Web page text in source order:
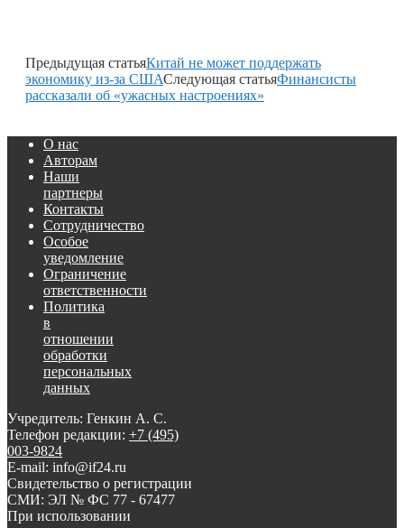
Предыдущая статьяКитай не может поддержать
экономику из-за СШАСледующая статьяФинансисты
рассказали об «ужасных настроениях»
О нас
Авторам
Наши
партнеры
Контакты
Сотрудничество
Особое
уведомление
Ограничение
ответственности
Политика
в
отношении
обработки
персональных
данных
Учредитель: Генкин А. С.
Телефон редакции: +7 (495)
003-9824
E-mail: info@if24.ru
Свидетельство о регистрации
СМИ: ЭЛ № ФС 77 - 67477
При использовании